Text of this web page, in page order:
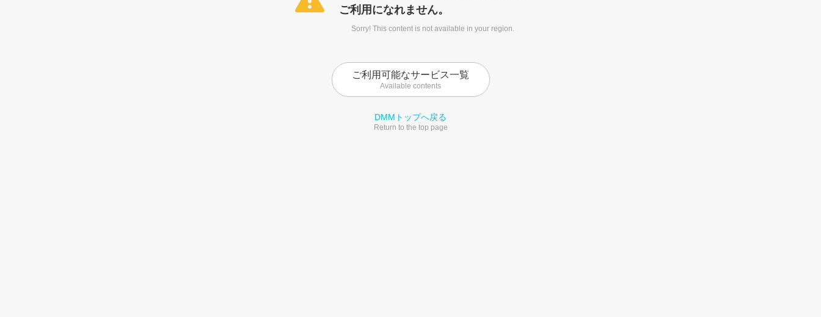
ご利用になれません。
Sorry! This content is not available in your region.
ご利用可能なサービス一覧
Available contents
DMMトップへ戻る
Return to the top page